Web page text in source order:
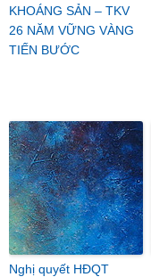
KHOÁNG SẢN – TKV
26 NĂM VỮNG VÀNG
TIẾN BƯỚC
Nghị quyết HĐQT